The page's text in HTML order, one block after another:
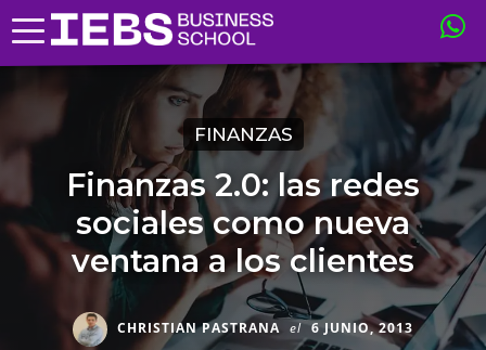
FINANZAS
Finanzas 2.0: las redes
sociales como nueva
ventana a los clientes
CHRISTIAN PASTRANA el 6 JUNIO, 2013